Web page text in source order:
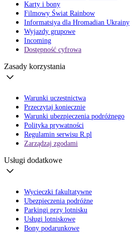
Karty i bony
Filmowy Świat Rainbow
Informatsiya dla Hromadian Ukrainy
Wyjazdy grupowe
Incoming
Dostępność cyfrowa
Zasady korzystania
Warunki uczestnictwa
Przeczytaj koniecznie
Warunki ubezpieczenia podróżnego
Polityka prywatności
Regulamin serwisu R.pl
Zarządzaj zgodami
Usługi dodatkowe
Wycieczki fakultatywne
Ubezpieczenia podróżne
Parkingi przy lotnisku
Usługi lotniskowe
Bony podarunkowe